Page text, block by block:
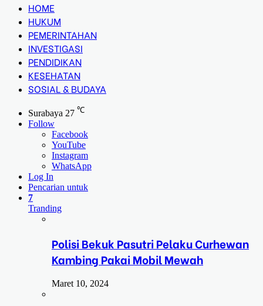
HOME
HUKUM
PEMERINTAHAN
INVESTIGASI
PENDIDIKAN
KESEHATAN
SOSIAL & BUDAYA
Surabaya 27 ℃
Follow
Facebook
YouTube
Instagram
WhatsApp
Log In
Pencarian untuk
7
Tranding
Polisi Bekuk Pasutri Pelaku Curhewan
Kambing Pakai Mobil Mewah
Maret 10, 2024